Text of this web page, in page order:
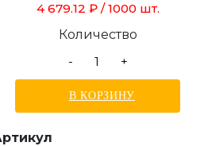
4 679.12 ₽ / 1000 шт.
Количество
-
+
В КОРЗИНУ